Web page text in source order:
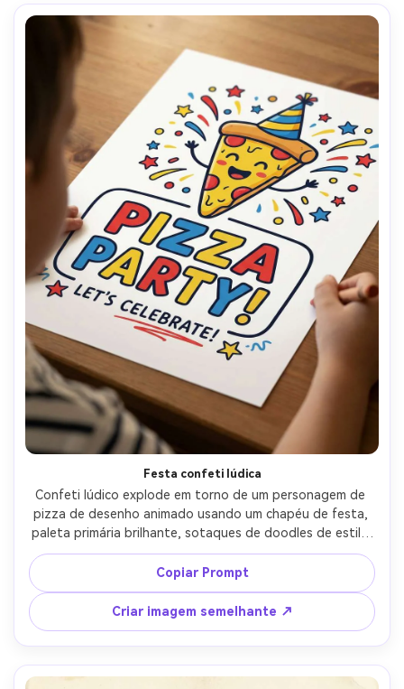
Festa confeti lúdica
Confeti lúdico explode em torno de um personagem de
pizza de desenho animado usando um chapéu de festa,
paleta primária brilhante, sotaques de doodles de estilo
infantil, ilustração de contorno grosso, grande área de
texto amigável para uma impressão de presente de festa
de pizza, composição de pôster limpo, acabamento
vetorial nítido, saída de alta resolução, lente de 85mm,
profundidade de campo rasa, iluminação cinematográfica
suave-AR 4:5
Copiar Prompt
Criar imagem semelhante ↗